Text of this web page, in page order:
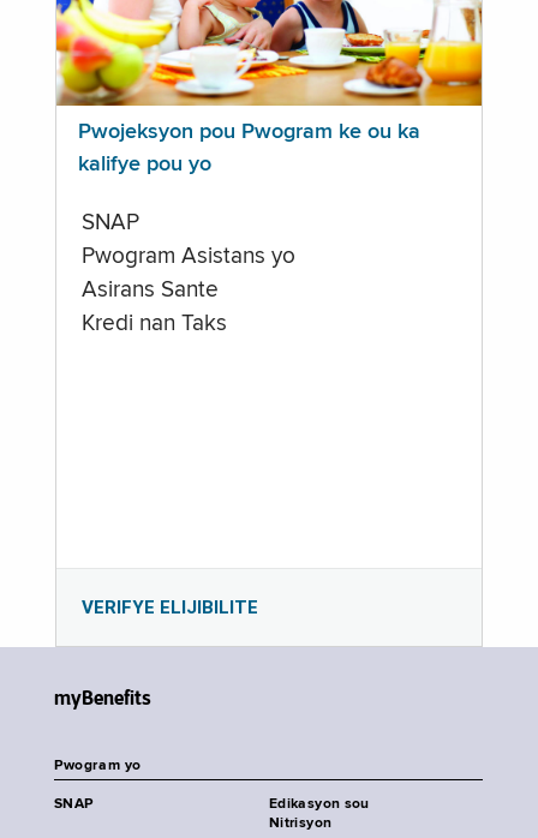
Pwojeksyon pou Pwogram ke ou ka
kalifye pou yo
SNAP
Pwogram Asistans yo
Asirans Sante
Kredi nan Taks
VERIFYE ELIJIBILITE
myBenefits
Pwogram yo
SNAP
Edikasyon sou
Nitrisyon